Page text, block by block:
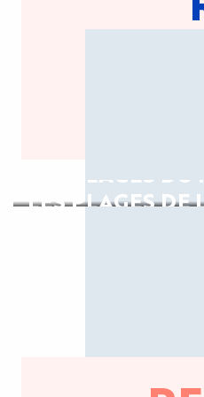
LES PLAGES
LES PLAGES DE